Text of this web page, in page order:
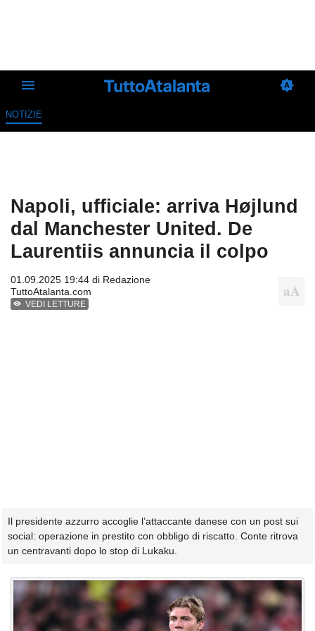
NOTIZIE
Napoli, ufficiale: arriva Højlund
dal Manchester United. De
Laurentiis annuncia il colpo
01.09.2025 19:44 di Redazione
TuttoAtalanta.com
VEDI LETTURE
Il presidente azzurro accoglie l’attaccante danese con un post sui
social: operazione in prestito con obbligo di riscatto. Conte ritrova
un centravanti dopo lo stop di Lukaku.